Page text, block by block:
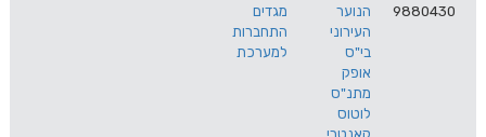
הנוער
מגדים
התחברות
למערכת